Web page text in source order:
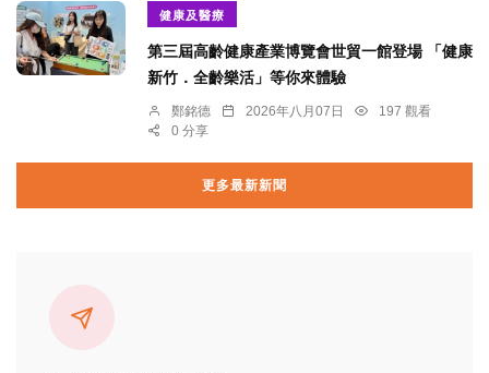
健康及醫療
第三屆高齡健康產業博覽會世貿一館登場 「健康
新竹．全齡樂活」等你來體驗
鄭銘德 2026年八月07日
197 觀看
0 分享
更多最新新聞